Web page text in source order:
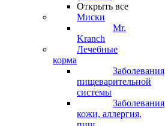
Открыть все
Миски
Mr.
Kranch
Лечебные
корма
Заболевания
пищеварительной
системы
Заболевания
кожи, аллергия,